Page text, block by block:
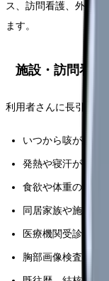
ス、訪問看護、外来で
ます。
施設・訪問看護
利用者さんに長引く咳
いつから咳が続い
発熱や寝汗があるか
食欲や体重の変化
同居家族や施設内
医療機関受診歴
胸部画像検査の有無